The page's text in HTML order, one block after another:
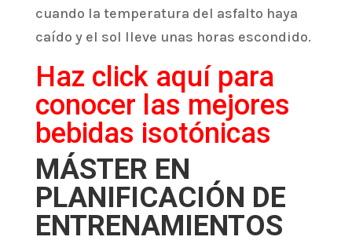
cuando la temperatura del asfalto haya
caído y el sol lleve unas horas escondido.
Haz click aquí para
conocer las mejores
bebidas isotónicas
MÁSTER EN
PLANIFICACIÓN DE
ENTRENAMIENTOS